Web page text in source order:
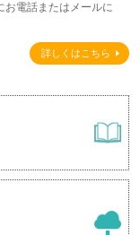
お電話またはメールに
詳しくはこちら